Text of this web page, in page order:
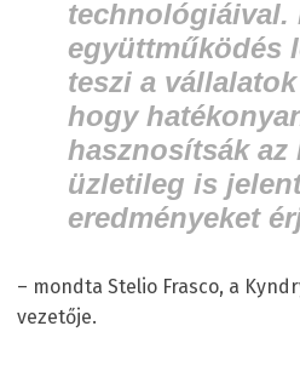
technológiáival.
együttműködés
teszi a
hogy
hasznosítsák az
üzletileg is
eredményeket
– mondta Stelio Frasco, a
vezetője.